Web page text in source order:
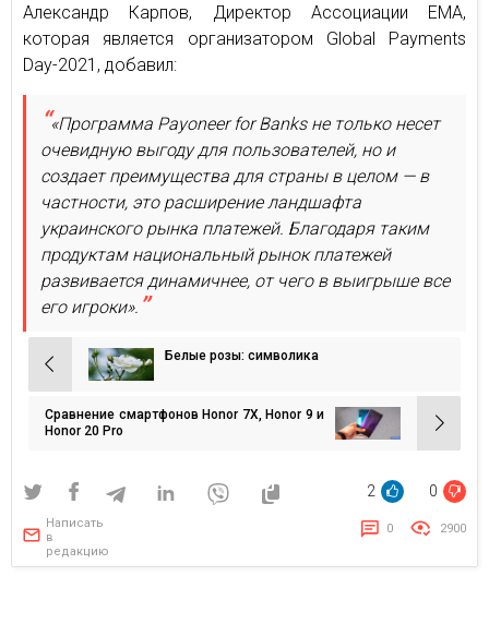
Александр Карпов, Директор Ассоциации ЕМА,
которая является организатором Global Payments
Day-2021, добавил:
«Программа Payoneer for Banks не только несет
очевидную выгоду для пользователей, но и
создает преимущества для страны в целом — в
частности, это расширение ландшафта
украинского рынка платежей. Благодаря таким
продуктам национальный рынок платежей
развивается динамичнее, от чего в выигрыше все
его игроки».
Навигация
по
записям
Белые розы: символика
Сравнение смартфонов Honor 7X, Honor 9 и
Honor 20 Pro
2 0
Написать
в
редакцию
0 2900